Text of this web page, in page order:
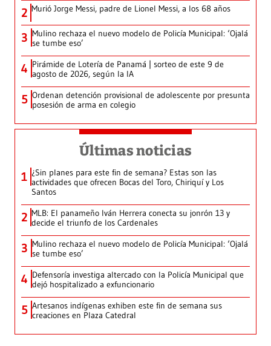
2 Murió Jorge Messi, padre de Lionel Messi, a los 68 años
3 Mulino rechaza el nuevo modelo de Policía Municipal: ‘Ojalá
se tumbe eso’
4 Pirámide de Lotería de Panamá | sorteo de este 9 de
agosto de 2026, según la IA
5 Ordenan detención provisional de adolescente por presunta
posesión de arma en colegio
Últimas noticias
1 ¿Sin planes para este fin de semana? Estas son las
actividades que ofrecen Bocas del Toro, Chiriquí y Los
Santos
2 MLB: El panameño Iván Herrera conecta su jonrón 13 y
decide el triunfo de los Cardenales
3 Mulino rechaza el nuevo modelo de Policía Municipal: ‘Ojalá
se tumbe eso’
4 Defensoría investiga altercado con la Policía Municipal que
dejó hospitalizado a exfuncionario
5 Artesanos indígenas exhiben este fin de semana sus
creaciones en Plaza Catedral